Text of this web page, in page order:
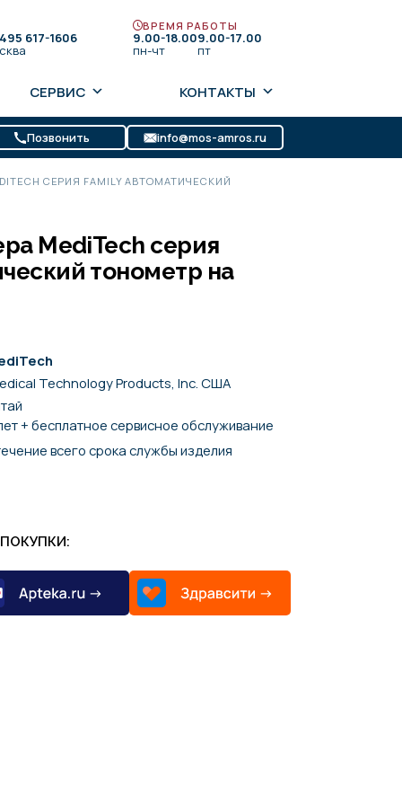
617-1606
ВРЕМЯ РАБОТЫ
9.00-18.00
пн-чт
9.00-17.00
пт
СЕРВИС КОНТАКТЫ
Позвонить info@mos-amros.ru
СЕРИЯ FAMILY АВТОМАТИЧЕСКИЙ
MediTech серия
тонометр на
Technology Products, Inc. США
+ бесплатное сервисное обслуживание
всего срока службы изделия